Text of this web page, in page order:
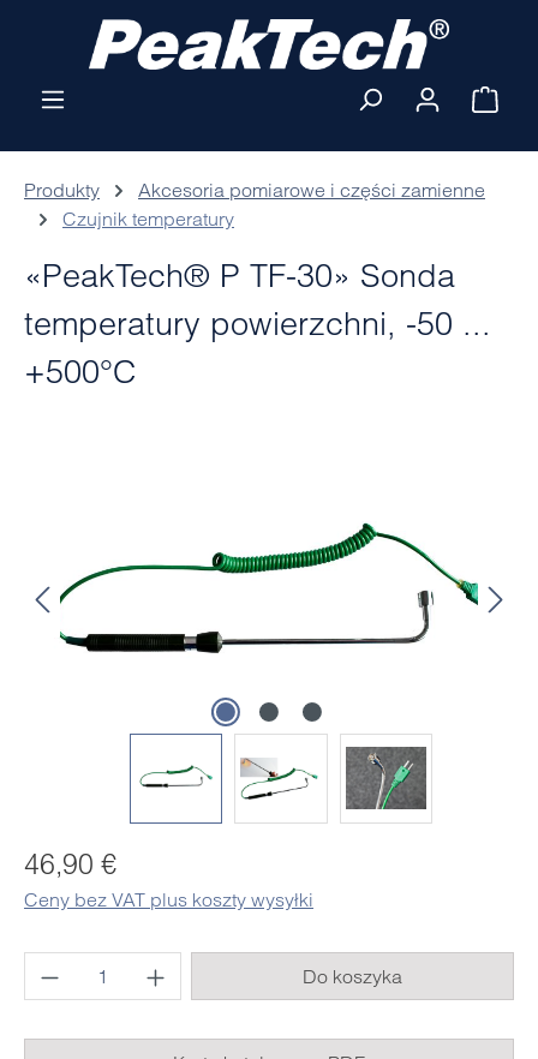
Przejdź do głównej zawartości
Produkty
Akcesoria pomiarowe i części zamienne
Czujnik temperatury
«PeakTech® P TF-30» Sonda
temperatury powierzchni, -50 ...
+500°C
Cena regularna:
46,90 €
Ceny bez VAT plus koszty wysyłki
Ilość produktu: Wprowadź żądaną ilość
Do koszyka